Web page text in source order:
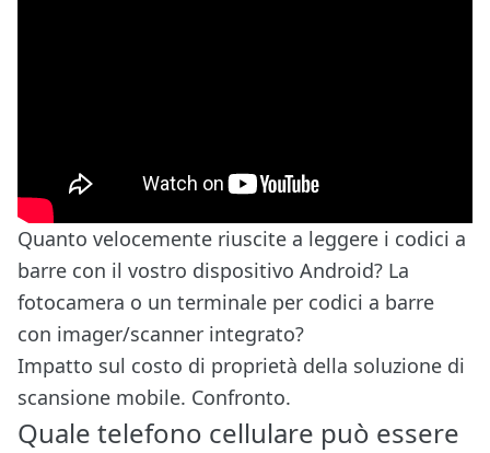
Quanto velocemente riuscite a leggere i codici a
barre con il vostro dispositivo Android? La
fotocamera o un terminale per codici a barre
con imager/scanner integrato?
Impatto sul costo di proprietà della soluzione di
scansione mobile. Confronto.
Quale telefono cellulare può essere